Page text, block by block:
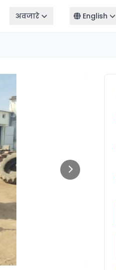
अवजारे English